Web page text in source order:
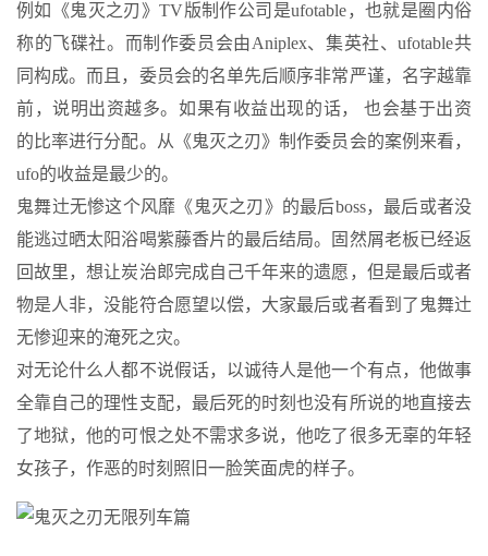
例如《鬼灭之刃》TV版制作公司是ufotable，也就是圈内俗
称的飞碟社。而制作委员会由Aniplex、集英社、ufotable共
同构成。而且，委员会的名单先后顺序非常严谨，名字越靠
前，说明出资越多。如果有收益出现的话， 也会基于出资
的比率进行分配。从《鬼灭之刃》制作委员会的案例来看，
ufo的收益是最少的。
鬼舞辻无惨这个风靡《鬼灭之刃》的最后boss，最后或者没
能逃过晒太阳浴喝紫藤香片的最后结局。固然屑老板已经返
回故里，想让炭治郎完成自己千年来的遗愿，但是最后或者
物是人非，没能符合愿望以偿，大家最后或者看到了鬼舞辻
无惨迎来的淹死之灾。
对无论什么人都不说假话，以诚待人是他一个有点，他做事
全靠自己的理性支配，最后死的时刻也没有所说的地直接去
了地狱，他的可恨之处不需求多说，他吃了很多无辜的年轻
女孩子，作恶的时刻照旧一脸笑面虎的样子。